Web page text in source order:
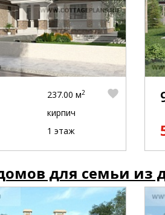
237.00 м2
кирпич
1 этаж
для семьи из